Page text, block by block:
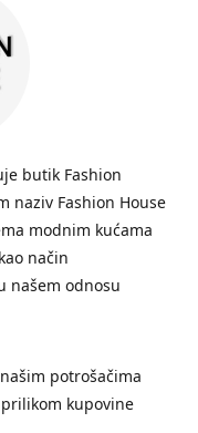
butik Fashion
naziv Fashion House
modnim kućama
način
našem odnosu
potrošačima
kupovine